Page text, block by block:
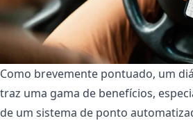
Como brevemente pontuado, um
traz uma gama de benefícios,
de um sistema de ponto